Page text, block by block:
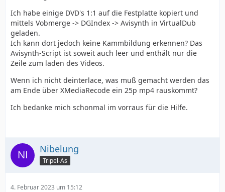
Ich habe einige DVD's 1:1 auf die Festplatte kopiert und
mittels Vobmerge -> DGIndex -> Avisynth in VirtualDub
geladen.
Ich kann dort jedoch keine Kammbildung erkennen? Das
Avisynth-Script ist soweit auch leer und enthält nur die
Zeile zum laden des Videos.
Wenn ich nicht deinterlace, was muß gemacht werden das
am Ende über XMediaRecode ein 25p mp4 rauskommt?
Ich bedanke mich schonmal im vorraus für die Hilfe.
Nibelung
Tripel-As
4. Februar 2023 um 15:12